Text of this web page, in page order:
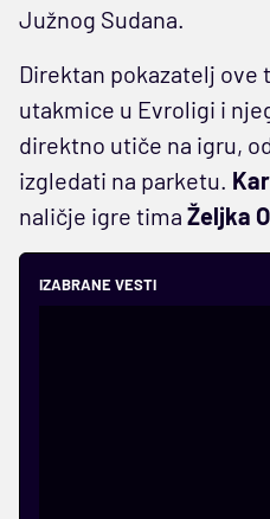
Južnog Sudana.
Direktan pokazatelj ove
utakmice u Evroligi i
direktno utiče na igru,
izgledati na parketu.
naličje igre tima Željka
IZABRANE VESTI